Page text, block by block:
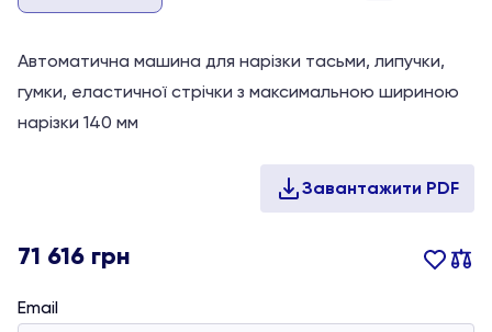
Автоматична машина для нарізки тасьми, липучки,
гумки, еластичної стрічки з максимальною шириною
нарізки 140 мм
71 616 грн
Email